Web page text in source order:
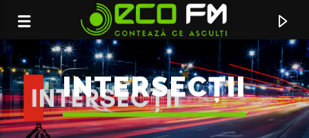
INTERSECȚII